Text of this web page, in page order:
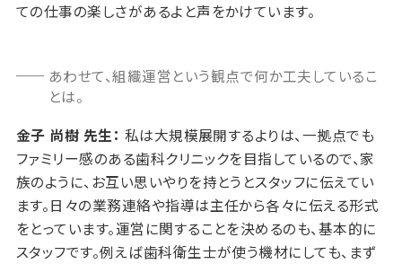
ての仕事の楽しさがあるよと声をかけています。
あわせて、組織運営という観点で何か工夫しているこ
とは。
金子 尚樹 先生： 私は大規模展開するよりは、一拠点でも
ファミリー感のある歯科クリニックを目指しているので、家
族のように、お互い思いやりを持とうとスタッフに伝えてい
ます。日々の業務連絡や指導は主任から各々に伝える形式
をとっています。運営に関することを決めるのも、基本的に
スタッフです。例えば歯科衛生士が使う機材にしても、まず